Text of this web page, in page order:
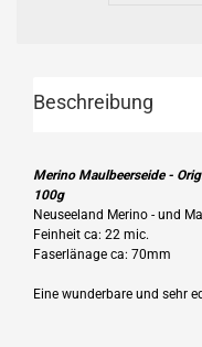
Beschreibung
Merino Maulbeerseide -
100g
Neuseeland Merino - und
Feinheit ca: 22 mic.
Faserlänage ca: 70mm
Eine wunderbare und sehr